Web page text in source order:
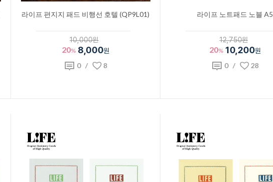
라이프 편지지 패드 비행선 호텔 (QP9L01)
10,000원
20% 8,000원
0/ 8
라이프 노트패드 노블 A5
12,750원
20% 10,200원
0/ 28